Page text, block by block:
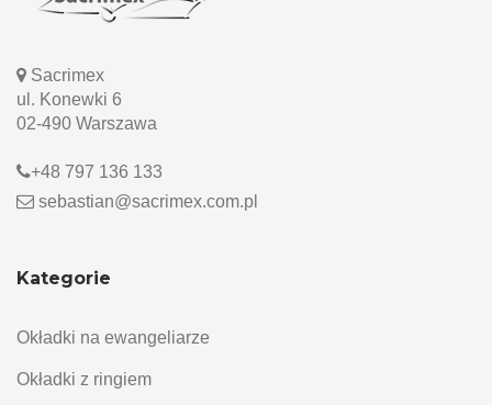
Sacrimex
ul. Konewki 6
02-490 Warszawa
+48 797 136 133
sebastian@sacrimex.com.pl
Kategorie
Okładki na ewangeliarze
Okładki z ringiem